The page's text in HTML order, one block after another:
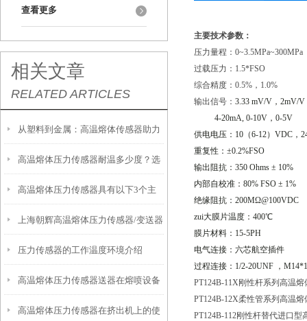
查看更多
相关文章
RELATED ARTICLES
从塑料到金属：高温熔体传感器助力
制造工艺效率提升
高温熔体压力传感器耐温多少度？选
型必须知道的参数
高温熔体压力传感器具有以下3个主
要特点
上海朝辉高温熔体压力传感器/变送器
安装前注意事项
压力传感器的工作温度环境介绍
高温熔体压力传感器送器在熔喷设备
正确安装示意图
高温熔体压力传感器在挤出机上的使
主要技术参数：
压力量程：0~3.5MPa~300MPa
过载压力：1.5*FSO
综合精度：0.5%，1.0%
输出信号： 3.33 mV/V ， 2mV/V
4-20mA, 0-10V ， 0-5V
供电电压： 10 （6-12） VDC ，
重复性：±0.2%FSO
输出阻抗： 350 Ohms ± 10%
内部自校准： 80% FSO ± 1%
绝缘阻抗： 200MΩ@100VDC
zui大膜片温度： 400℃
膜片材料： 15-5PH
电气连接：六芯航空插件
过程连接： 1/2-20UNF ，
PT124B-11X刚性杆系列高温
PT124B-12X柔性管系列高温
PT124B-112刚性杆替代进口型